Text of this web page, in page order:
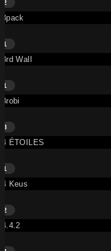
2
3pack
1
3rd Wall
1
3robi
8
4 ÉTOILES
1
4 Keus
2
4.4.2